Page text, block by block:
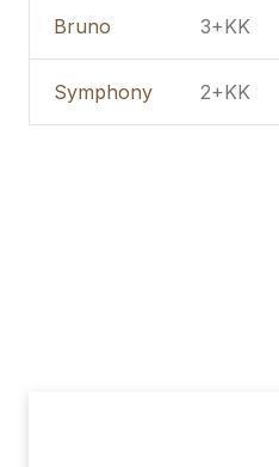
Bruno 3+KK
Symphony 2+KK